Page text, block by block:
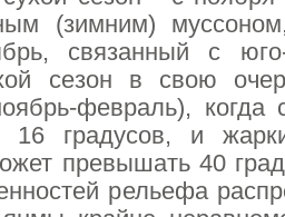
(зимним)
связанный с
сезон в свою
февраль), когда
16 градусов, и
превышать 40
рельефа